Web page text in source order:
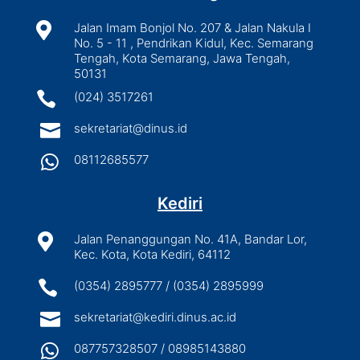

Jalan Imam Bonjol No. 207 & Jalan Nakula I
No. 5 - 11 , Pendrikan Kidul, Kec. Semarang
Tengah, Kota Semarang, Jawa Tengah,
50131
 (024) 3517261
 sekretariat@dinus.id
 08112685577
Kediri

Jalan Penanggungan No. 41A, Bandar Lor,
Kec. Kota, Kota Kediri, 64112
 (0354) 2895777 / (0354) 2895999
 sekretariat@kediri.dinus.ac.id
 087757328507 / 08985143880